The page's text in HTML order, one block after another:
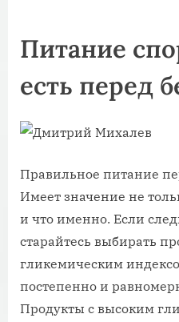
Питание
есть перед
Правильное питание
Имеет значение не
и что именно. Если
старайтесь выбирать
гликемическим
постепенно и
Продукты с высоким